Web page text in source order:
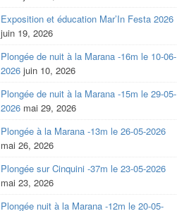
Exposition et éducation Mar’In Festa 2026
juin 19, 2026
Plongée de nuit à la Marana -16m le 10-06-
2026 juin 10, 2026
Plongée de nuit à la Marana -15m le 29-05-
2026 mai 29, 2026
Plongée à la Marana -13m le 26-05-2026
mai 26, 2026
Plongée sur Cinquini -37m le 23-05-2026
mai 23, 2026
Plongée nuit à la Marana -12m le 20-05-